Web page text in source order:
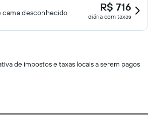
desconhecido R$ 716
diária com taxas
de impostos e taxas locais a serem pagos